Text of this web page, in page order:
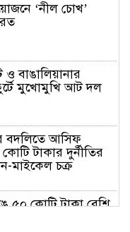
‘নীল চোখ’
ও বাঙালিয়ানার
মুখোমুখি আট দল
বদলিতে আসিফ
টাকার দুর্নীতির
মাইকেল চক্র
৫০ কোটি টাকা বেশি